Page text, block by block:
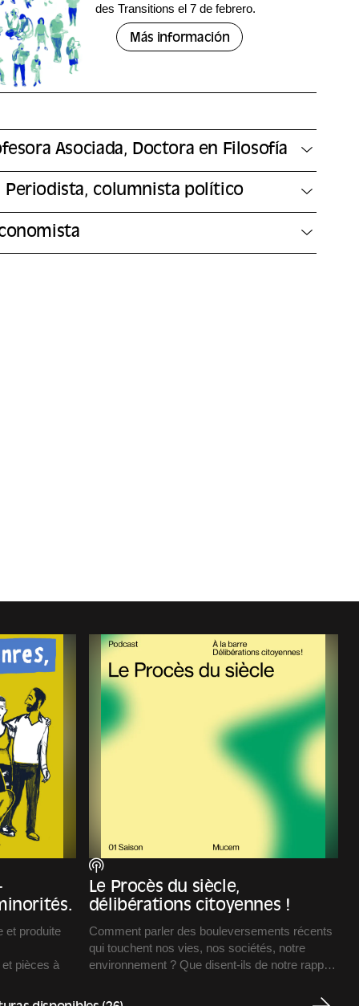
des Transitions el 7 de febrero.
Más información
Asociada, Doctora en Filosofía
Periodista, columnista político
et produite
pièces à
Le Procès du siècle,
délibérations citoyennes !
Comment parler des bouleversements récents
qui touchent nos vies, nos sociétés, notre
environnement ? Que disent-ils de notre rapport
situons-nous aujourd’hui au cœur du monde et